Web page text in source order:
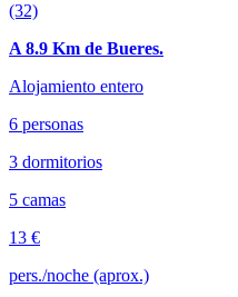
(32)
A 8.9 Km de Bueres.
Alojamiento entero
6 personas
3 dormitorios
5 camas
13 €
pers./noche (aprox.)